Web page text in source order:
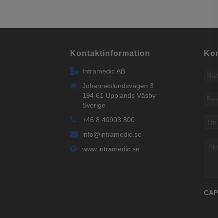
Kontaktinformation
Intramedic AB
Johanneslundsvägen 3
194 61 Upplands Väsby
Sverige
+46 8 40903 800
info@intramedic.se
www.intramedic.se
post